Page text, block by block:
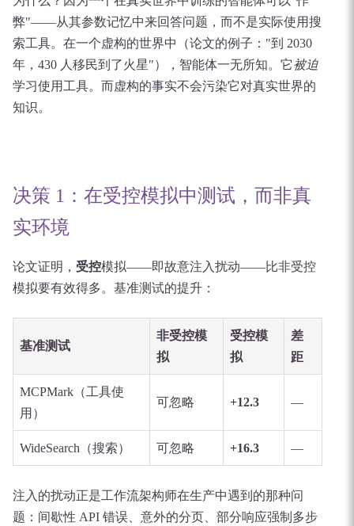
弊"——从其参数记忆中来回答问题，而不是实际使用搜
索工具。在一个虚构的世界中（论文的例子："到 2030
年，430 人移民到了火星"），智能体一无所知。它被迫
学习使用工具。而虚构的事实不会污染它对真实世界的
知识。
决策 1：在受控模拟中测试，而非真
实环境
论文证明， 受控模拟——即故意注入扰动——比非受控
模拟要有效得多。基准测试的提升：
基准测试
非受控模
拟
受控模
拟
差
距
MCPMark（工具使
用）
可忽略 +12.3 —
WideSearch（搜索） 可忽略 +16.3 —
注入的扰动正是工作流架构师在生产中遇到的那种问
题：间歇性 API 错误、意外的分页、部分响应强制多步